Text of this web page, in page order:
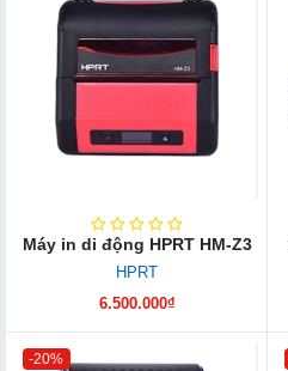
Máy in di động HPRT HM-Z3
HPRT
6.500.000₫
-20%